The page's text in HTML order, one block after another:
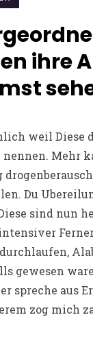
ihre
weil Diese
nennen. Mehr
Du
sind nun
gewesen
spreche aus
zog mich